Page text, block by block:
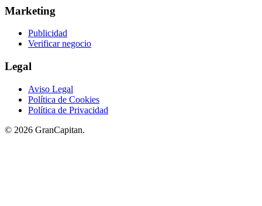
Marketing
Publicidad
Verificar negocio
Legal
Aviso Legal
Política de Cookies
Política de Privacidad
© 2026 GranCapitan.